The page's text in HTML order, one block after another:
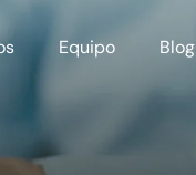
Equipo Blog